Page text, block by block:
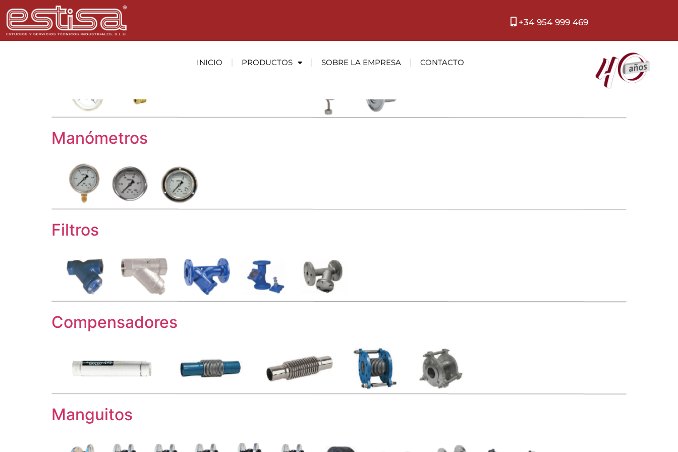
+34 954 999 469
INICIO PRODUCTOS SOBRE LA EMPRESA CONTACTO
Categoría:
OTROS
Manómetros
Filtros
Compensadores
Manguitos